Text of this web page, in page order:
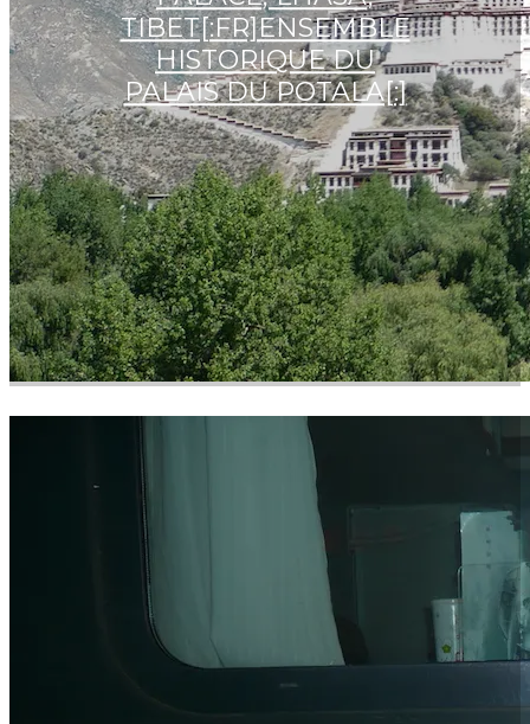
TIBET[:FR]ENSEMBLE
HISTORIQUE DU
PALAIS DU POTALA[:]